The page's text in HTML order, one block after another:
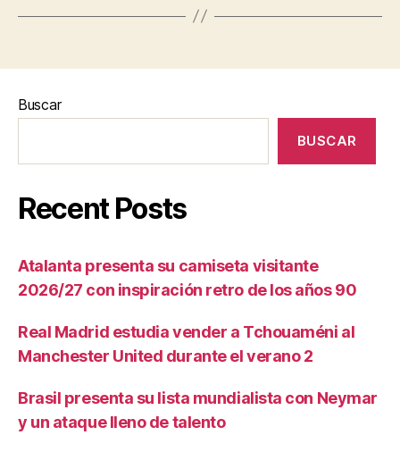
Buscar
BUSCAR
Recent Posts
Atalanta presenta su camiseta visitante
2026/27 con inspiración retro de los años 90
Real Madrid estudia vender a Tchouaméni al
Manchester United durante el verano 2
Brasil presenta su lista mundialista con Neymar
y un ataque lleno de talento